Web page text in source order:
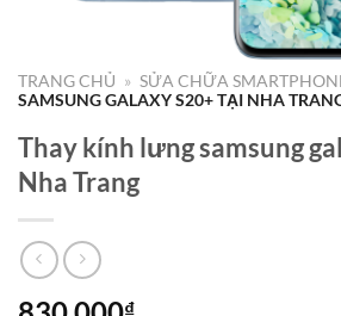
TRANG CHỦ » SỬA CHỮA
SAMSUNG GALAXY S20+ TẠI NHA
Thay kính lưng samsung
Nha Trang
₫